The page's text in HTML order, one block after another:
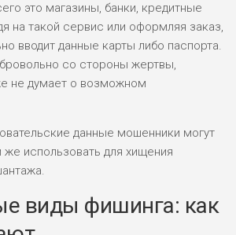
это магазины, банки, кредитные
на такой сервис или оформляя заказ,
вводит данные карты либо паспорта.
со стороны жертвы,
не думает о возможном
данные мошенники могут
же использовать для хищения
виды фишинга: как